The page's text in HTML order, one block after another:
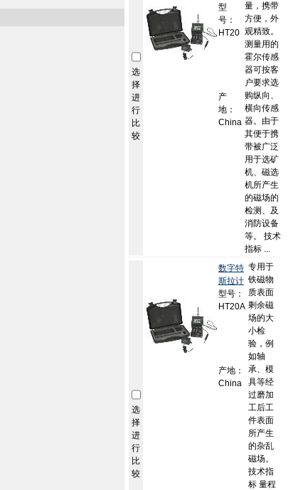
选
择
进
行
比
较
型
号：
HT20
产
地：
China
量，携带
方便，外
观精致。
测量用的
霍尔传感
器可按客
户要求选
购纵向、
横向传感
器。由于
其便于携
带被广泛
用于选矿
机、磁选
机所产生
的磁场的
检测、及
消防设备
等。 技术
指标 ...
选
择
进
行
比
较
数字特
斯拉计
型号：
HT20A
产地：
China
专用于
铁磁物
质表面
剩余磁
场的大
小检
验，例
如轴
承、模
具等经
过磨加
工后工
件表面
所产生
的杂乱
磁场。
技术指
标 量程